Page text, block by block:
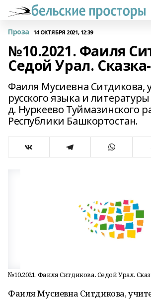
Проза 14 ОКТЯБРЯ 2021, 12:39
№10.2021. Фаиля
Седой Урал.
Фаиля Мусиевна Ситдикова,
русского языка и
д. Нуркеево Туймазинского
Республики Башкортостан.
№10.2021. Фаиля Ситдикова. Седой Урал.
Фаиля Мусиевна Ситдикова,